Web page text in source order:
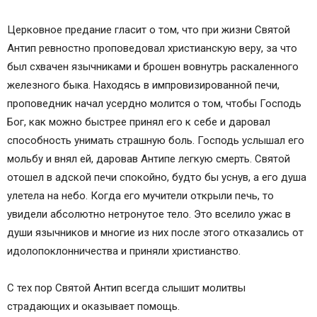
Церковное предание гласит о том, что при жизни Святой
Антип ревностно проповедовал христианскую веру, за что
был схвачен язычниками и брошен вовнутрь раскаленного
железного быка. Находясь в импровизированной печи,
проповедник начал усердно молится о том, чтобы Господь
Бог, как можно быстрее принял его к себе и даровал
способность унимать страшную боль. Господь услышал его
мольбу и внял ей, даровав Антипе легкую смерть. Святой
отошел в адской печи спокойно, будто бы уснув, а его душа
улетела на небо. Когда его мучители открыли печь, то
увидели абсолютно нетронутое тело. Это вселило ужас в
души язычников и многие из них после этого отказались от
идолопоклонничества и приняли христианство.
С тех пор Святой Антип всегда слышит молитвы
страдающих и оказывает помощь.